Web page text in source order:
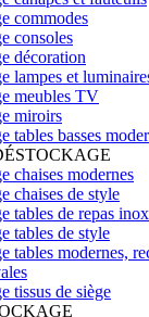
commodes
consoles
décoration
lampes et
meubles TV
miroirs
tables basses
chaises modernes
chaises de style
tables de repas inox
tables de style
tables modernes,
tissus de siège